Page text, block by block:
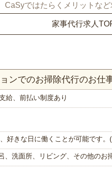
CaSyではたらくメリットな
家事代行求人
ンでのお掃除代行のお仕
給、前払い制度あり
好きな日に働くことが可能です
、洗面所、リビング、その他のお